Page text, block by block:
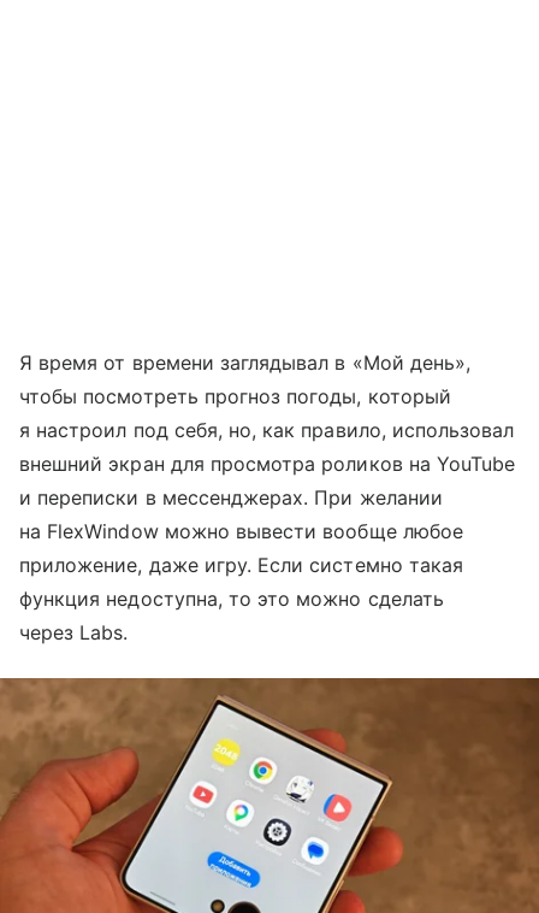
Я время от времени заглядывал в «Мой день»,
чтобы посмотреть прогноз погоды, который
я настроил под себя, но, как правило, использовал
внешний экран для просмотра роликов на YouTube
и переписки в мессенджерах. При желании
на FlexWindow можно вывести вообще любое
приложение, даже игру. Если системно такая
функция недоступна, то это можно сделать
через Labs.